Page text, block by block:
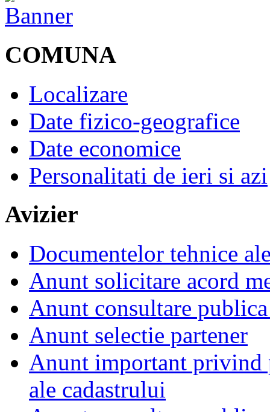
COMUNA
Localizare
Date fizico-geografice
Date economice
Personalitati de ieri si azi
Avizier
Documentelor tehnice
Anunt solicitare acord
Anunt consultare
Anunt selectie partener
Anunt important privind
ale cadastrului